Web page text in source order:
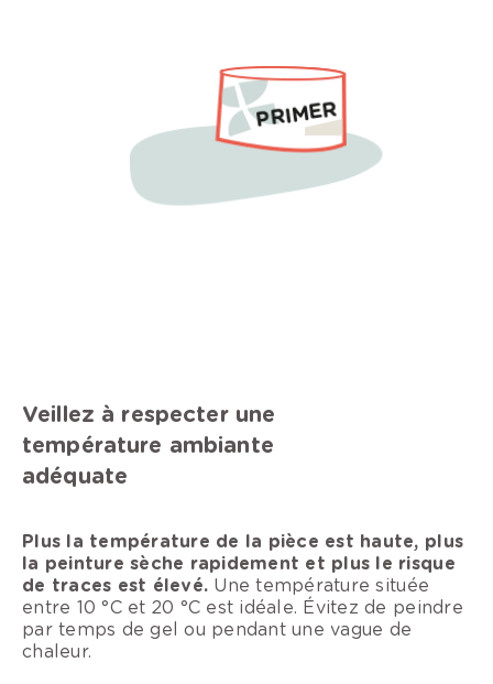
Veillez à respecter une
température ambiante
adéquate
Plus la température de la pièce est haute, plus
la peinture sèche rapidement et plus le risque
de traces est élevé. Une température située
entre 10 °C et 20 °C est idéale. Évitez de peindre
par temps de gel ou pendant une vague de
chaleur.